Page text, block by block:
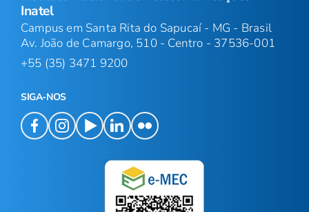
Inatel
Campus em Santa Rita do Sapucaí - MG - Brasil
Av. João de Camargo, 510 - Centro - 37536-001
+55 (35) 3471 9200
SIGA-NOS